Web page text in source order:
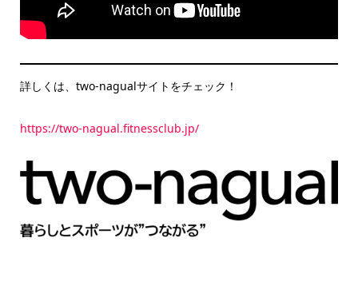
詳しくは、two-nagualサイトをチェック！
https://two-nagual.fitnessclub.jp/